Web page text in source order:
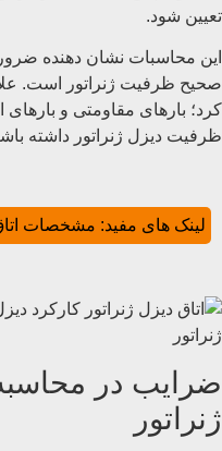
تعیین شود.
این محاسبات نشان‌ دهنده
صحیح ظرفیت ژنراتور است.
کرد؛ بارهای مقاومتی و بارهای
ظرفیت دیزل ژنراتور داشته
لینک های مفید: مشخصات اتاق
ضرایب در
ژنراتور